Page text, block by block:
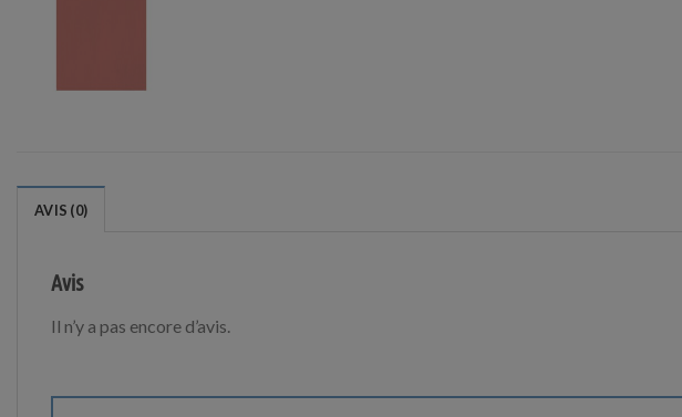
AVIS (0)
Avis
Il n’y a pas encore d’avis.